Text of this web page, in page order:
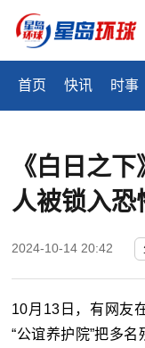
首页 快讯 时事
《白日之
人被锁入恐
2024-10-14 20:42
10月13日，有网友
“公谊养护院”把多